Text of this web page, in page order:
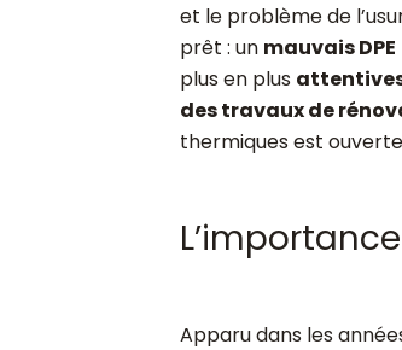
et le problème de
prêt : un mauvais DPE
plus en plus
des travaux de
thermiques est
Apparu dans les